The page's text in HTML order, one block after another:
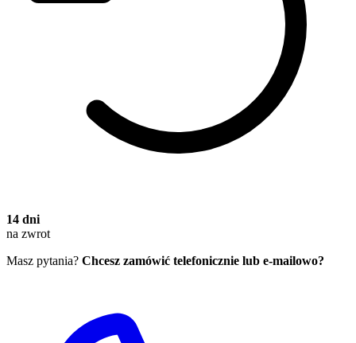
14 dni
na zwrot
Masz pytania? Chcesz zamówić telefonicznie lub e-mailowo?